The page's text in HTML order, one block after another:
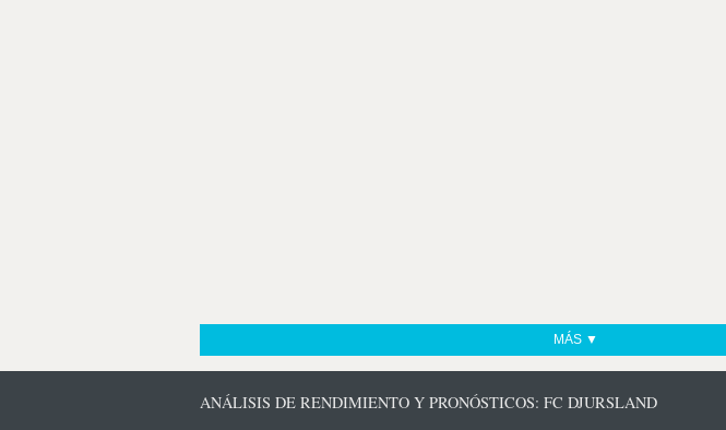
MÁS ▼
ANÁLISIS DE RENDIMIENTO Y PRONÓSTICOS: FC DJURSLAND